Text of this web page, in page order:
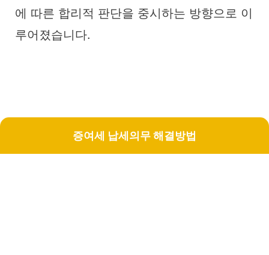
에 따른 합리적 판단을 중시하는 방향으로 이
루어졌습니다.
증여세 납세의무 해결방법